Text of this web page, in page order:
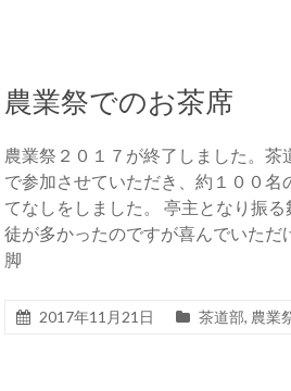
農業祭でのお茶席
農業祭２０１７が終了しました。茶
で参加させていただき、約１００名
てなしをしました。 亭主となり振
徒が多かったのですが喜んでいただ
脚
2017年11月21日 茶道部, 農業